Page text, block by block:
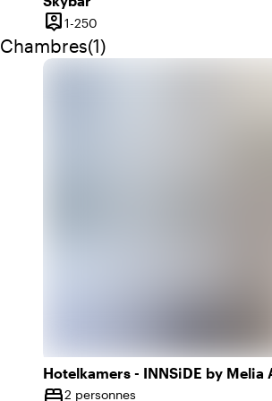
person_pin
Capacité
1-250
Chambres
Quantité de chambres : 1
(1)
Hotelkamers - INNSiDE by Melia
bed2 personnes